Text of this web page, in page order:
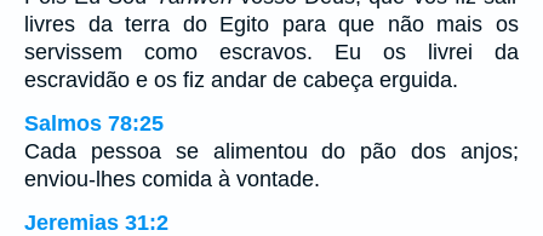
livres da terra do Egito para que não mais os
servissem como escravos. Eu os livrei da
escravidão e os fiz andar de cabeça erguida.
Salmos 78:25
Cada pessoa se alimentou do pão dos anjos;
enviou-lhes comida à vontade.
Jeremias 31:2